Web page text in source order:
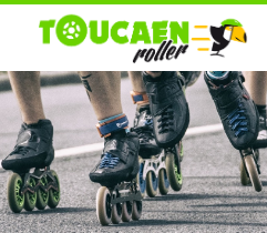
contenu